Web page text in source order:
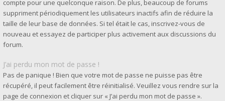
compte pour une quelconque raison. De plus, beaucoup de forums
suppriment périodiquement les utilisateurs inactifs afin de réduire la
taille de leur base de données. Si tel était le cas, inscrivez-vous de
nouveau et essayez de participer plus activement aux discussions du
forum.
J’ai perdu mon mot de passe !
Pas de panique ! Bien que votre mot de passe ne puisse pas être
récupéré, il peut facilement être réinitialisé. Veuillez vous rendre sur la
page de connexion et cliquer sur « J’ai perdu mon mot de passe ».